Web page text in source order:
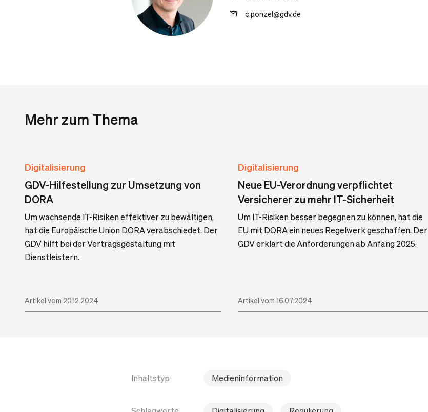
c.ponzel@gdv.de
Mehr zum Thema
Digitalisierung
GDV-Hilfestellung zur Umsetzung von
DORA
Um wachsende IT-Risiken effektiver zu bewältigen,
hat die Europäische Union DORA verabschiedet. Der
GDV hilft bei der Vertragsgestaltung mit
Dienstleistern.
Artikel vom 20.12.2024
Digitalisierung
Neue EU-Verordnung verpflichtet
Versicherer zu mehr IT-Sicherheit
Um IT-Risiken besser begegnen zu können, hat die
EU mit DORA ein neues Regelwerk geschaffen. Der
GDV erklärt die Anforderungen ab Anfang 2025.
Artikel vom 16.07.2024
Inhaltstyp Medieninformation